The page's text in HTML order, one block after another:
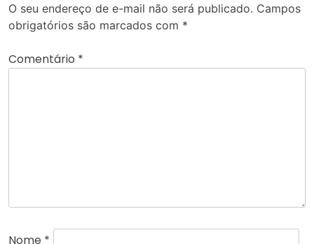
O seu endereço de e-mail não será publicado. Campos
obrigatórios são marcados com *
Comentário *
Nome *